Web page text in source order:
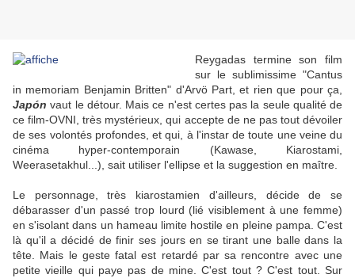
Reygadas termine son film
sur le sublimissime "Cantus
in memoriam Benjamin Britten" d'Arvö Part, et rien que pour ça,
Japón vaut le détour. Mais ce n'est certes pas la seule qualité de
ce film-OVNI, très mystérieux, qui accepte de ne pas tout dévoiler
de ses volontés profondes, et qui, à l'instar de toute une veine du
cinéma hyper-contemporain (Kawase, Kiarostami,
Weerasetakhul...), sait utiliser l'ellipse et la suggestion en maître.
Le personnage, très kiarostamien d'ailleurs, décide de se
débarasser d'un passé trop lourd (lié visiblement à une femme)
en s'isolant dans un hameau limite hostile en pleine pampa. C'est
là qu'il a décidé de finir ses jours en se tirant une balle dans la
tête. Mais le geste fatal est retardé par sa rencontre avec une
petite vieille qui paye pas de mine. C'est tout ? C'est tout. Sur